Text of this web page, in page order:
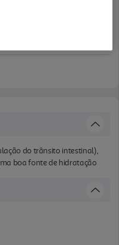
do trânsito intestinal),
boa fonte de hidratação